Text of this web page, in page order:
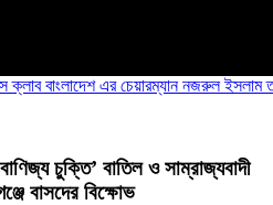
বাংলাদেশ এর চেয়ারম্যান নজরুল ইসলাম
চুক্তি’ বাতিল ও সাম্রাজ্যবাদী
বাসদের বিক্ষোভ